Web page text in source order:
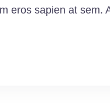
eros sapien at